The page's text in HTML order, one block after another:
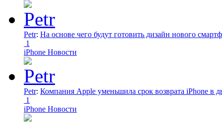
Petr: На основе чего будут готовить дизайн нового
1
iPhone Новости
Petr: Компания Apple уменьшила срок возврата iPhone в
1
iPhone Новости